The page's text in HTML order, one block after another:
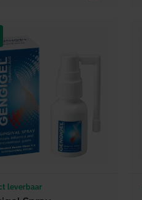
leverbaar